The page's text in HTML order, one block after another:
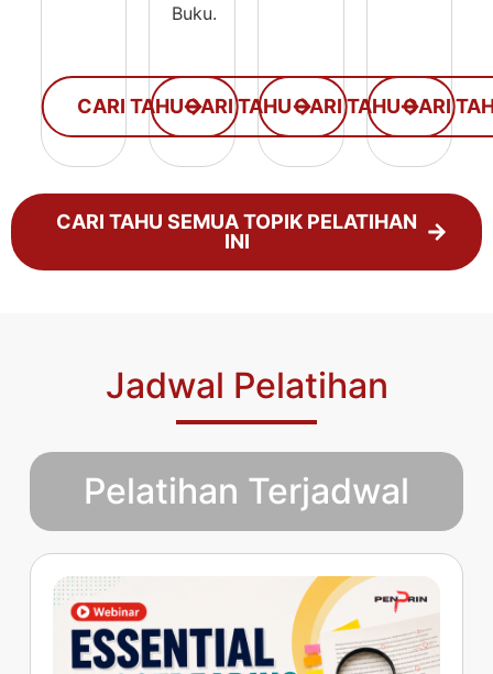
CARI TAHU
Buku.
CARI TAHUCARI TAHUCARI
CARI TAHU SEMUA TOPIK PELATIHAN
INI
Jadwal Pelatihan
Pelatihan Terjadwal